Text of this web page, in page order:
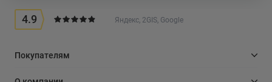
4.9 Яндекс, 2GIS, Google
Покупателям